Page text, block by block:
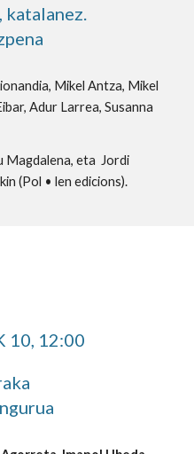
katalanez.
Mikel Antza, Mikel
Adur Larrea, Susanna
Magdalena, eta  Jordi
(Pol • len edicions).
10, 12:00